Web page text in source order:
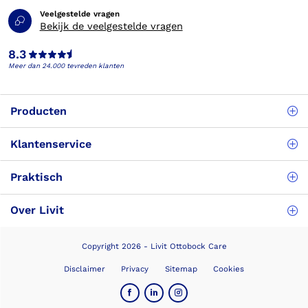
Veelgestelde vragen
Bekijk de veelgestelde vragen
8.3
Meer dan 24.000 tevreden klanten
Producten
Klantenservice
Praktisch
Over Livit
Copyright 2026 - Livit Ottobock Care
Disclaimer Privacy Sitemap Cookies